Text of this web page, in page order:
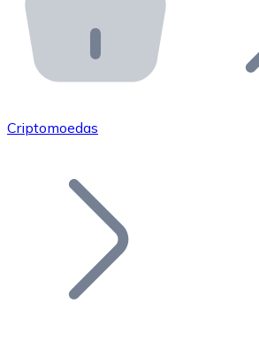
API Bitnovo
Integre nossa API no seu
Junte-se à nossa rede de
Adicione o token do seu projeto
Criptomoedas